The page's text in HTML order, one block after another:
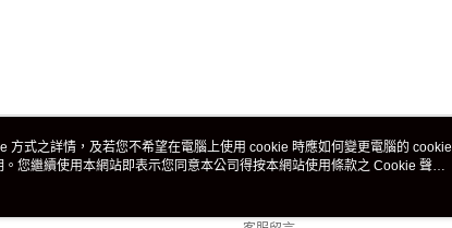
客服資訊
方式之詳情，及若您不希望在電腦上使用 cookie 時應如何變更電腦的 cookie
。您繼續使用本網站即表示您同意本公司得按本網站使用條款之 Cookie 聲明